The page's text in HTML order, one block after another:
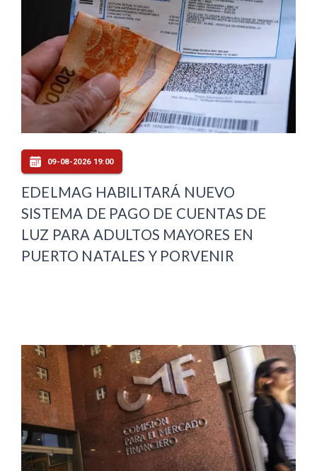
09-08-2026 19:00
EDELMAG HABILITARÁ NUEVO
SISTEMA DE PAGO DE CUENTAS DE
LUZ PARA ADULTOS MAYORES EN
PUERTO NATALES Y PORVENIR